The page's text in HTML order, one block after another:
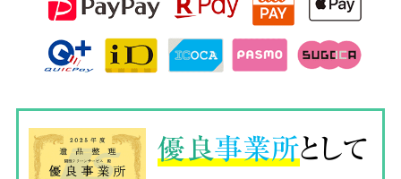
優良事業所として